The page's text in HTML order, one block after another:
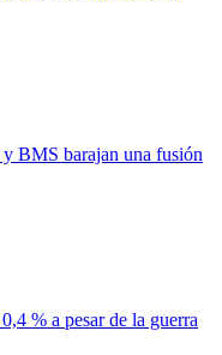
BMS barajan una fusión
% a pesar de la guerra